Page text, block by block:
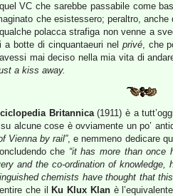
VC che sarebbe passabile come
che esistessero; peraltro,
polacca strafiga non venne a
botte di cinquantaeuri nel privé, che
mai deciso nella mia vita di
a kiss away.
Britannica(1911) è a
alcune cose è ovviamente un po’
Vienna by rail”, e nemmeno dedicare
che “it has more than once
and the co-ordination of knowledge,
chemists have thought that
che il
Ku Klux Klanè